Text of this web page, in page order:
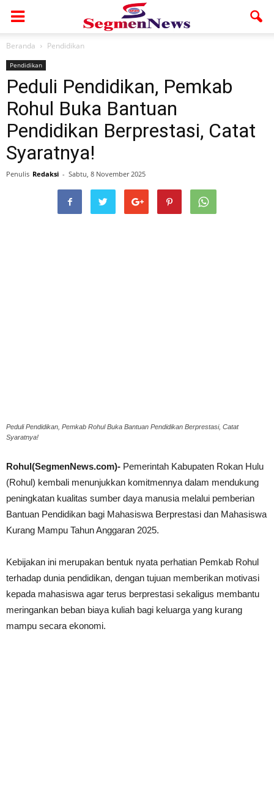
Beranda Pendidikan
Pendidikan
Peduli Pendidikan, Pemkab
Rohul Buka Bantuan
Pendidikan Berprestasi, Catat
Syaratnya!
Penulis Redaksi - Sabtu, 8 November 2025
Peduli Pendidikan, Pemkab Rohul Buka Bantuan Pendidikan Berprestasi, Catat
Syaratnya!
Rohul(SegmenNews.com)- Pemerintah Kabupaten Rokan Hulu
(Rohul) kembali menunjukkan komitmennya dalam mendukung
peningkatan kualitas sumber daya manusia melalui pemberian
Bantuan Pendidikan bagi Mahasiswa Berprestasi dan Mahasiswa
Kurang Mampu Tahun Anggaran 2025.
Kebijakan ini merupakan bentuk nyata perhatian Pemkab Rohul
terhadap dunia pendidikan, dengan tujuan memberikan motivasi
kepada mahasiswa agar terus berprestasi sekaligus membantu
meringankan beban biaya kuliah bagi keluarga yang kurang
mampu secara ekonomi.